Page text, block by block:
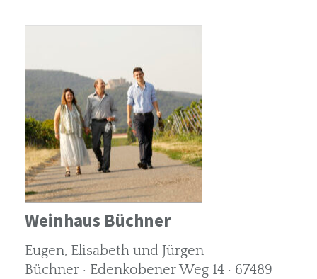
Weinhaus Büchner
Eugen, Elisabeth und Jürgen
Büchner · Edenkobener Weg 14 · 67489